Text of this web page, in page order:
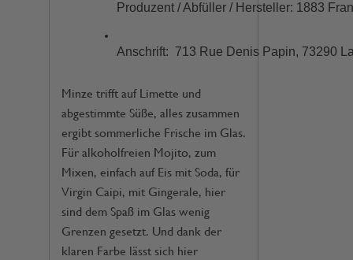
Produzent / Abfüller / Hersteller: 1883
Anschrift: 713 Rue Denis Papin, 73290
Minze trifft auf Limette und
abgestimmte Süße, alles zusammen
ergibt sommerliche Frische im Glas.
Für alkoholfreien Mojito, zum
Mixen, einfach auf Eis mit Soda, für
Virgin Caipi, mit Gingerale, hier
sind dem Spaß im Glas wenig
Grenzen gesetzt. Und dank der
klaren Farbe lässt sich hier